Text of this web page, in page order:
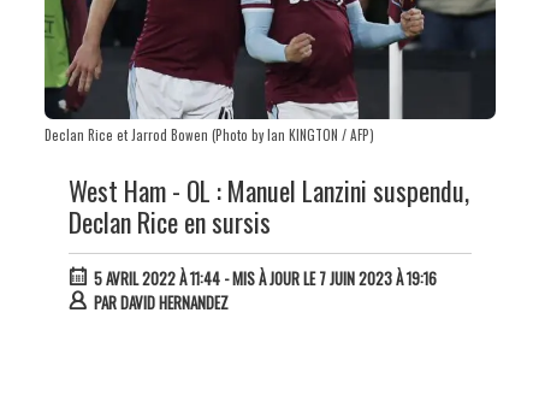
Declan Rice et Jarrod Bowen (Photo by Ian KINGTON / AFP)
West Ham - OL : Manuel Lanzini suspendu,
Declan Rice en sursis
5 AVRIL 2022 À 11:44- MIS À JOUR LE 7 JUIN 2023 À 19:16
PARDAVID HERNANDEZ